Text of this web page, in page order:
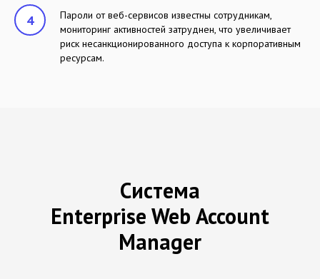
Пароли от веб-сервисов известны сотрудникам,
мониторинг активностей затруднен, что увеличивает
риск несанкционированного доступа к корпоративным
ресурсам.
Система
Enterprise Web Account
Manager